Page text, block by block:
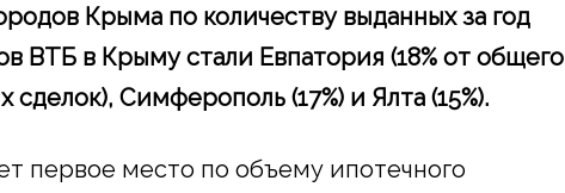
Крыма по количеству выданных за год
ВТБ в Крыму стали Евпатория (18% от общего
Симферополь (17%) и Ялта (15%).
первое место по объему ипотечного